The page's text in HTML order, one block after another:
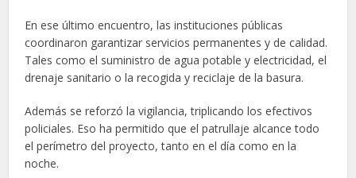
En ese último encuentro, las instituciones públicas
coordinaron garantizar servicios permanentes y de calidad.
Tales como el suministro de agua potable y electricidad, el
drenaje sanitario o la recogida y reciclaje de la basura.
Además se reforzó la vigilancia, triplicando los efectivos
policiales. Eso ha permitido que el patrullaje alcance todo
el perímetro del proyecto, tanto en el día como en la
noche.